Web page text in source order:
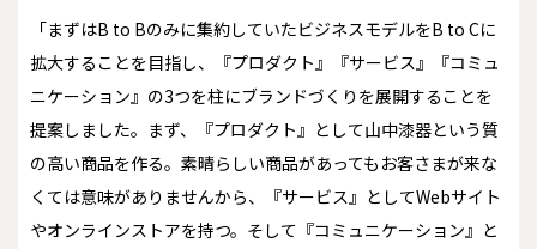
「まずはB to Bのみに集約していたビジネスモデルをB to Cに
拡大することを目指し、『プロダクト』『サービス』『コミュ
ニケーション』の3つを柱にブランドづくりを展開することを
提案しました。まず、『プロダクト』として山中漆器という質
の高い商品を作る。素晴らしい商品があってもお客さまが来な
くては意味がありませんから、『サービス』としてWebサイト
やオンラインストアを持つ。そして『コミュニケーション』と